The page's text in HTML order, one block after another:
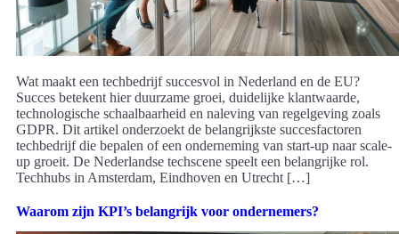
Wat maakt een techbedrijf succesvol in Nederland en de EU?
Succes betekent hier duurzame groei, duidelijke klantwaarde,
technologische schaalbaarheid en naleving van regelgeving zoals
GDPR. Dit artikel onderzoekt de belangrijkste succesfactoren
techbedrijf die bepalen of een onderneming van start-up naar scale-
up groeit. De Nederlandse techscene speelt een belangrijke rol.
Techhubs in Amsterdam, Eindhoven en Utrecht […]
Waarom zijn KPI’s belangrijk voor ondernemers?